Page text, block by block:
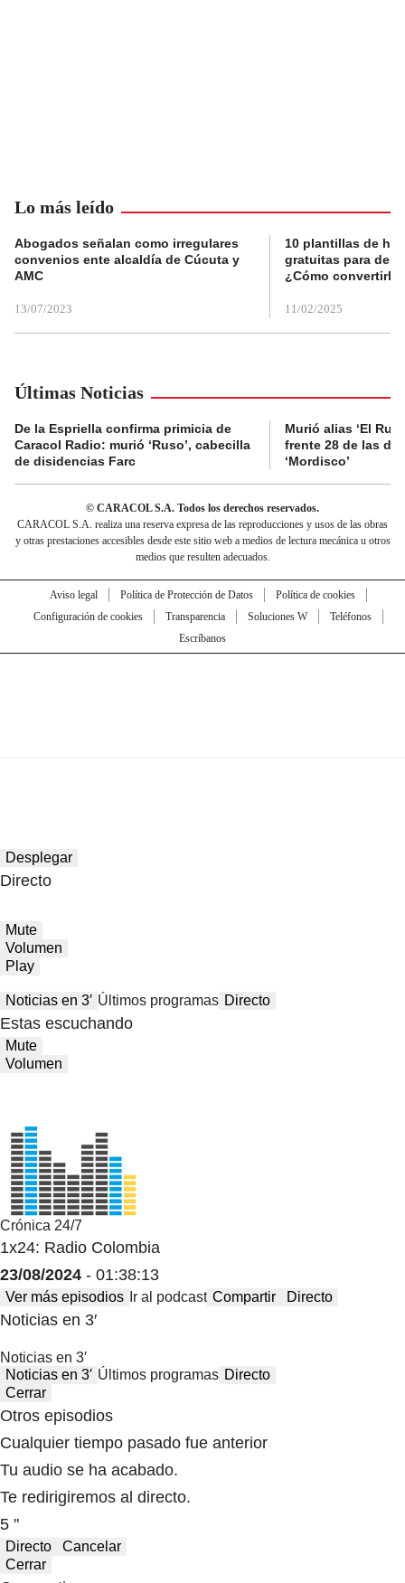
Lo más leído
Abogados señalan como irregulares
convenios ente alcaldía de Cúcuta y
AMC
13/07/2023
10 plantillas de
gratuitas para
¿Cómo convertirla
11/02/2025
Últimas Noticias
De la Espriella confirma primicia de
Caracol Radio: murió ‘Ruso’, cabecilla
de disidencias Farc
Murió alias ‘El
frente 28 de las
‘Mordisco’
© CARACOL S.A. Todos los derechos reservados.
CARACOL S.A. realiza una reserva expresa de las reproducciones y usos de las obras
y otras prestaciones accesibles desde este sitio web a medios de lectura mecánica u otros
medios que resulten adecuados.
Aviso legal Política de Protección de Datos
Política de cookies
Configuración de cookies
Transparencia Soluciones W
Teléfonos
Escríbanos
Desplegar
Directo
Mute
Volumen
Play
Noticias en 3′ Últimos programas Directo
Estas escuchando
Mute
Volumen
Crónica 24/7
1x24: Radio Colombia
23/08/2024 - 01:38:13
Ver más episodios Ir al podcast Compartir Directo
Noticias en 3′
Noticias en 3′
Noticias en 3′ Últimos programas Directo
Cerrar
Otros episodios
Cualquier tiempo pasado fue anterior
Tu audio se ha acabado.
Te redirigiremos al directo.
5 "
Directo
Cancelar
Cerrar